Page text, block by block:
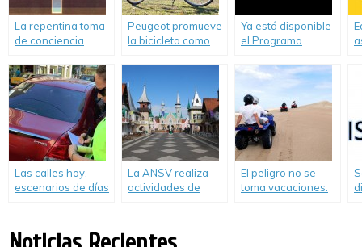
La repentina toma
de conciencia
Peugeot promueve
la bicicleta como
Ya está disponible
el Programa
Congreso Ibero-
Americano de
Seguridad Vial
Las calles hoy,
escenarios de días
La ANSV realiza
actividades de
El peligro no se
toma vacaciones.